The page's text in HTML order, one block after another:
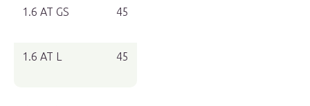
1.6 AT GS 45
1.6 AT L 45